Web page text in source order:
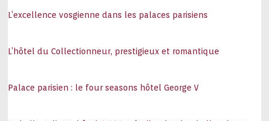
L’excellence vosgienne dans les palaces parisiens
L’hôtel du Collectionneur, prestigieux et romantique
Palace parisien : le four seasons hôtel George V